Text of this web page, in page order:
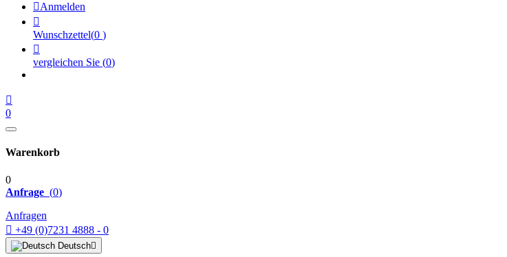
Anmelden

Wunschzettel(0 )

vergleichen Sie (0)

0
Warenkorb
0
Anfrage (0)
Anfragen
 +49 (0)7231 4888 - 0
Deutsch